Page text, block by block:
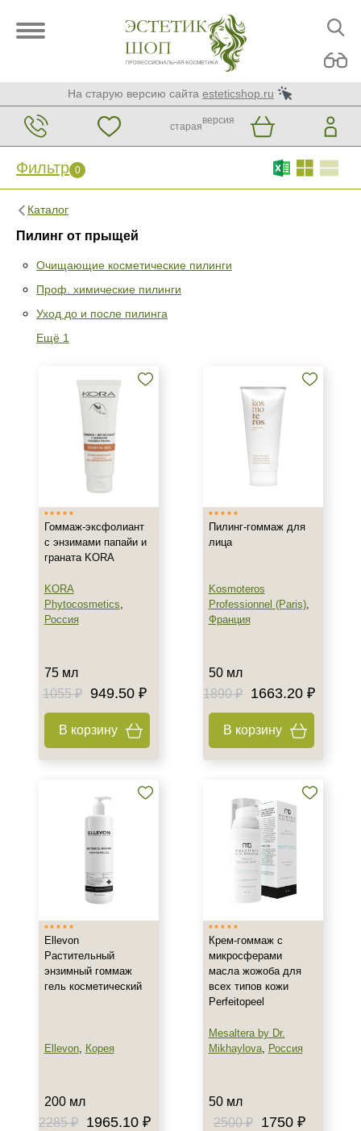
На старую версию сайта esteticshop.ru
старая
версия
Фильтр 0
Каталог
Пилинг от прыщей
Очищающие косметические пилинги
Проф. химические пилинги
Уход до и после пилинга
Ещё 1
Фильтр 0
Проф. химические пилинги
Уход до и после пилинга
ARDEMI
AVAILPROF
Показать еще
Страна
Израиль
Италия
Показать еще
Азелаиновый
Гликолевый
Джесснера
Показать еще
Класс косметики
Лечебная
Тип кожи
Гоммаж-эксфолиант
с энзимами папайи и
граната KORA
KORA
Phytocosmetics,
Россия
75 мл
1055 ₽ 949.50 ₽
В корзину
Пилинг-гоммаж для
лица
Kosmoteros
Professionnel (Paris),
Франция
50 мл
1890 ₽
1663.20 ₽
В корзину
Ellevon
Растительный
энзимный гоммаж
гель косметический
Ellevon, Корея
200 мл
2285 ₽
1965.10 ₽
Крем-гоммаж с
микросферами
масла жожоба для
всех типов кожи
Perfeitopeel
Mesaltera by Dr.
Mikhaylova, Россия
50 мл
2500 ₽
1750 ₽